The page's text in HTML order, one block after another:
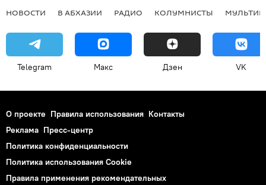
НОВОСТИ В АБХАЗИИ РАДИО КОЛУМНИСТЫ
Telegram Макс Дзен VK
О проекте Правила использования Контакты
Реклама Пресс-центр
Политика конфиденциальности
Политика использования Cookie
Правила применения рекомендательных